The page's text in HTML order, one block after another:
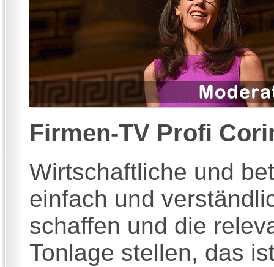
Firmen-TV Profi
Wirtschaftliche und
einfach und
schaffen und die
Tonlage stellen, das